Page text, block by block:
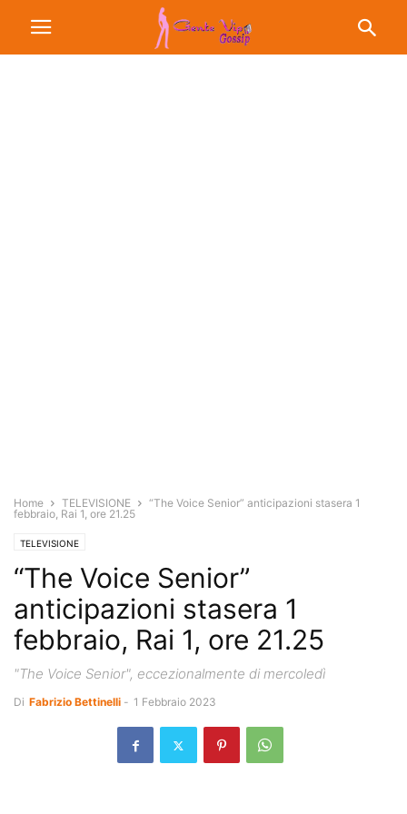
Home TELEVISIONE
“The Voice Senior” anticipazioni stasera 1
febbraio, Rai 1, ore 21.25
TELEVISIONE
“The Voice Senior”
anticipazioni stasera 1
febbraio, Rai 1, ore 21.25
"The Voice Senior", eccezionalmente di mercoledì
Di Fabrizio Bettinelli - 1 Febbraio 2023